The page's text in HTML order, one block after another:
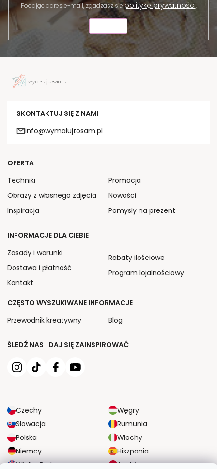
Podając adres e-mail, zgadzasz siępolitykę prywatności.
SKONTAKTUJ SIĘ Z NAMI
info@wymalujtosam.pl
ŚLEDŹ NAS I DAJ SIĘ ZAINSPIROWAĆ
Czechy
Węgry
Słowacja
Rumunia
Polska
Włochy
Niemcy
Hiszpania
Wielka Brytania
Austria
OFERTA
Techniki
Obrazy z własnego zdjęcia
Inspiracja
Promocja
Nowości
Pomysły na prezent
INFORMACJE DLA CIEBIE
Zasady i warunki
Dostawa i płatność
Kontakt
Rabaty ilościowe
Program lojalnościowy
CZĘSTO WYSZUKIWANE INFORMACJE
Przewodnik kreatywny
Blog